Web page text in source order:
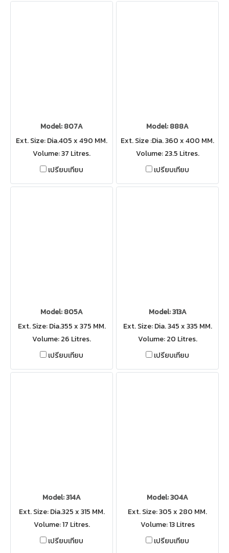
Model: 807A
Ext. Size: Dia.405 x 490 MM.
Volume: 37 Litres.
เปรียบเทียบ
Model: 888A
Ext. Size :Dia. 360 x 400 MM.
Volume: 23.5 Litres.
เปรียบเทียบ
Model: 805A
Ext. Size: Dia.355 x 375 MM.
Volume: 26 Litres.
เปรียบเทียบ
Model: 313A
Ext. Size: Dia. 345 x 335 MM.
Volume: 20 Litres.
เปรียบเทียบ
Model: 314A
Ext. Size: Dia.325 x 315 MM.
Volume: 17 Litres.
เปรียบเทียบ
Model: 304A
Ext. Size: 305 x 280 MM.
Volume: 13 Litres
เปรียบเทียบ